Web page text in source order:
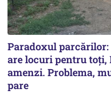
Paradoxul
are locuri pentru toți,
amenzi. Problema,
pare